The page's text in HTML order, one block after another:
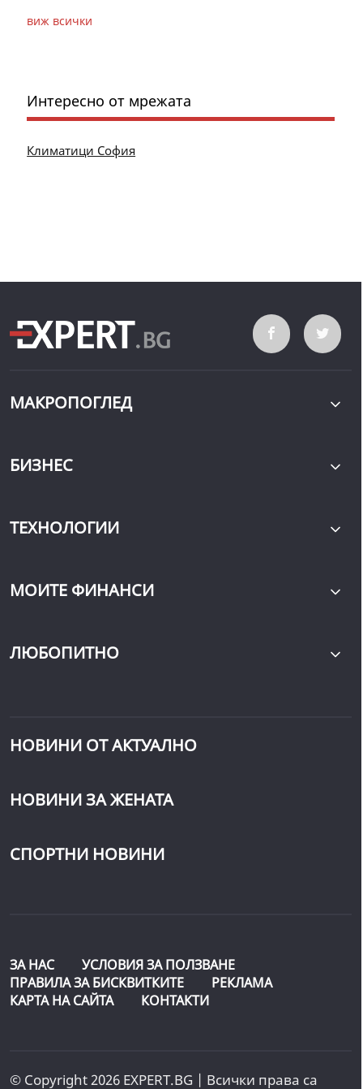
виж всички
Интересно от мрежата
Климатици София
МАКРОПОГЛЕД
БИЗНЕС
ТЕХНОЛОГИИ
МОИТЕ ФИНАНСИ
ЛЮБОПИТНО
НОВИНИ ОТ АКТУАЛНО
НОВИНИ ЗА ЖЕНАТА
СПОРТНИ НОВИНИ
ЗА НАС
УСЛОВИЯ ЗА ПОЛЗВАНЕ
ПРАВИЛА ЗА БИСКВИТКИТЕ
РЕКЛАМА
КАРТА НА САЙТА
КОНТАКТИ
© Copyright 2026 EXPERT.BG | Всички права са